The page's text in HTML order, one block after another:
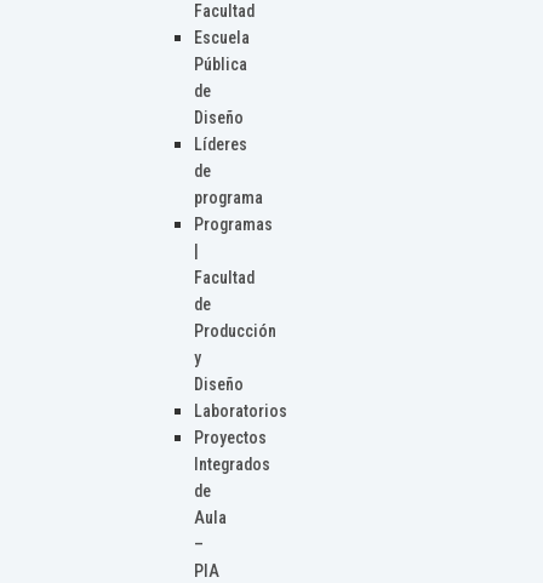
Facultad
Escuela
Pública
de
Diseño
Líderes
de
programa
Programas
Facultad
de
Producción
y
Diseño
Laboratorios
Proyectos
Integrados
de
Aula
–
PIA